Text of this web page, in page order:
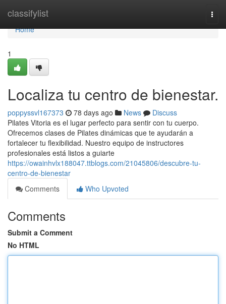
classifylist
Home
Home
1
Localiza tu centro de bienestar.
poppyssvl167373 78 days ago News
Discuss
Pilates Vitoria es el lugar perfecto para sentir con tu cuerpo.
Ofrecemos clases de Pilates dinámicas que te ayudarán a
fortalecer tu flexibilidad. Nuestro equipo de instructores
profesionales está listos a guiarte
https://owainhvlx188047.ttblogs.com/21045806/descubre-tu-
centro-de-bienestar
Comments
Who Upvoted
Comments
Submit a Comment
No HTML